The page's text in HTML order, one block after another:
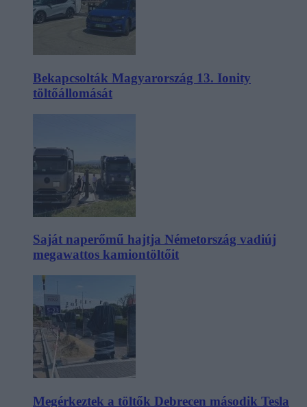
Bekapcsolták Magyarország 13. Ionity
töltőállomását
Saját naperőmű hajtja Németország vadiúj
megawattos kamiontöltőit
Megérkeztek a töltők Debrecen második Tesla